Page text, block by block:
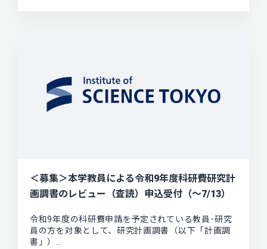
＜募集＞本学教員による令和9年度科研費研究計
画調書のレビュー（査読）申込受付（～7/13）
令和9年度の科研費申請を予定されている教員･研究
員の方を対象として、研究計画調書（以下「計画調
書」）…